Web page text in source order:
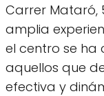
Carrer Mataró,
amplia
el centro se ha
aquellos que
efectiva y